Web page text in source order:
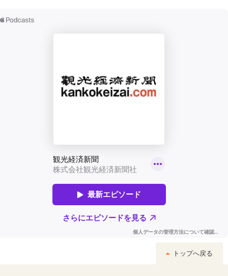
トップへ戻る